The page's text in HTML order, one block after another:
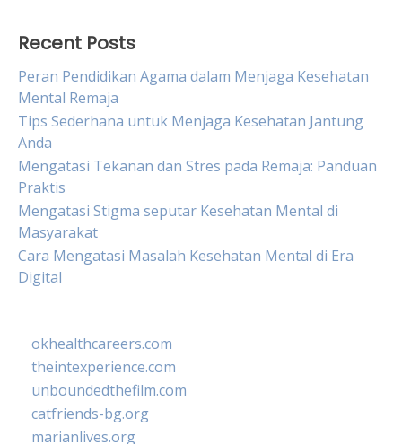
Recent Posts
Peran Pendidikan Agama dalam Menjaga Kesehatan
Mental Remaja
Tips Sederhana untuk Menjaga Kesehatan Jantung
Anda
Mengatasi Tekanan dan Stres pada Remaja: Panduan
Praktis
Mengatasi Stigma seputar Kesehatan Mental di
Masyarakat
Cara Mengatasi Masalah Kesehatan Mental di Era
Digital
okhealthcareers.com
theintexperience.com
unboundedthefilm.com
catfriends-bg.org
marianlives.org